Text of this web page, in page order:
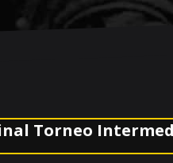
Intermedio 2026